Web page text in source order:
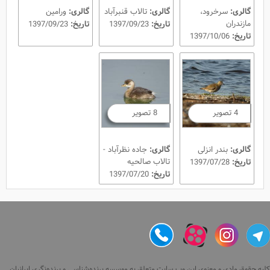
گالری: سرخرود،
مازندران
تاریخ:
گالری: تالاب قنبرآباد
تاریخ:
گالری: ورامین
تاریخ:
4 تصویر
گالری: بندر انزلی
تاریخ:
8 تصویر
گالری: جاده نظرآباد -
تالاب صالحیه
تاریخ: